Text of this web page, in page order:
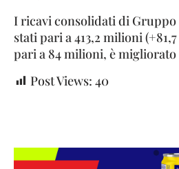
I ricavi consolidati di
stati pari a 413,2 milioni
pari a 84 milioni, è
Post Views: 40